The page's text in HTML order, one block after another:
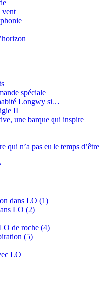
vent
spéciale
Longwy si…
II
une barque qui inspire
qui n’a pas eu le temps d’être
dans LO (1)
LO (2)
de roche (4)
(5)
LO